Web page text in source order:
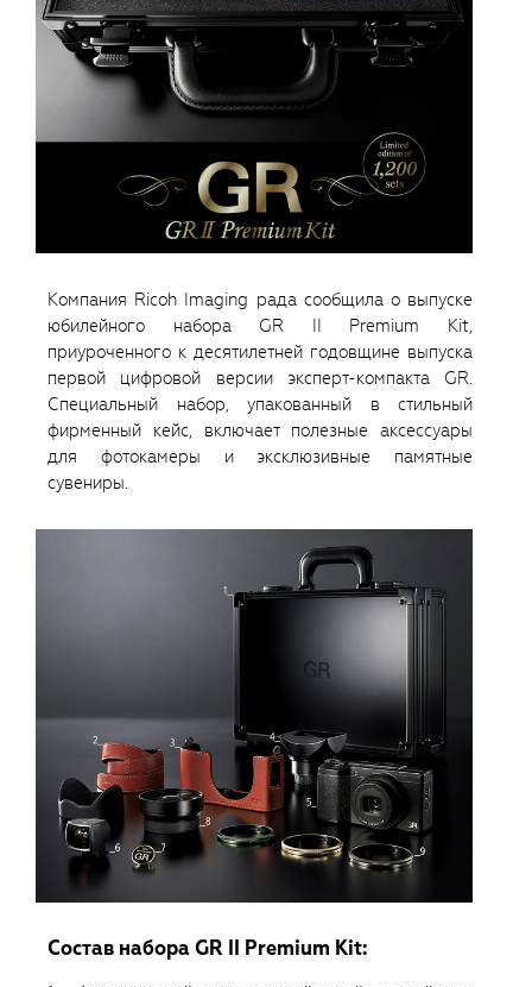
Компания Ricoh Imaging рада сообщила о выпуске
юбилейного набора GR II Premium Kit,
приуроченного к десятилетней годовщине выпуска
первой цифровой версии эксперт-компакта GR.
Специальный набор, упакованный в стильный
фирменный кейс, включает полезные аксессуары
для фотокамеры и эксклюзивные памятные
сувениры.
Состав набора GR II Premium Kit: